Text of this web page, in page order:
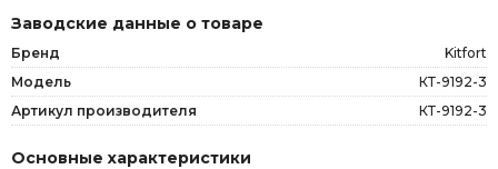
Заводские данные о товаре
Бренд
Kitfort
Модель
КТ-9192-3
Артикул производителя
КТ-9192-3
Основные характеристики